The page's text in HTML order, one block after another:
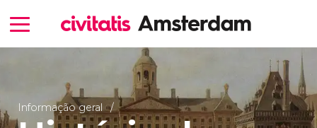
Informação geral